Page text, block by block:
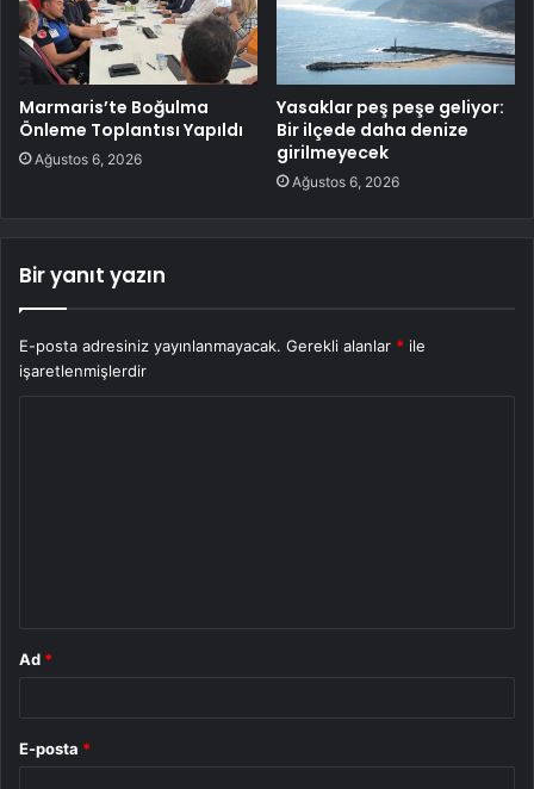
Marmaris’te Boğulma
Önleme Toplantısı Yapıldı
Ağustos 6, 2026
Yasaklar peş peşe geliyor:
Bir ilçede daha denize
girilmeyecek
Ağustos 6, 2026
Bir yanıt yazın
E-posta adresiniz yayınlanmayacak. Gerekli alanlar * ile
işaretlenmişlerdir
Ad *
E-posta *